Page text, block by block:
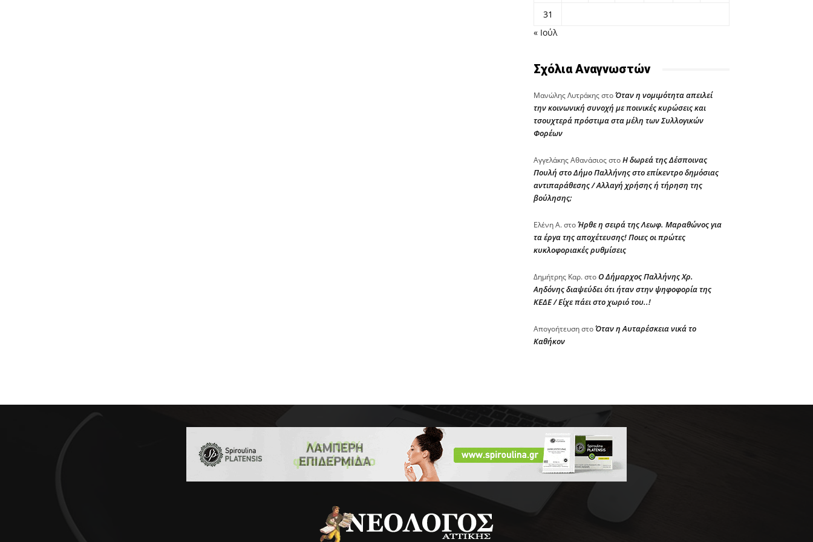
31
« Ιούλ
Σχόλια Αναγνωστών
Μανώλης ΛυτράκηςστοΌταν η νομιμότητα απειλεί
την κοινωνική συνοχή με ποινικές κυρώσεις και
τσουχτερά πρόστιμα στα μέλη των Συλλογικών
Φορέων
Αγγελάκης ΑθανάσιοςστοΗ δωρεά της Δέσποινας
Πουλή στο Δήμο Παλλήνης στο επίκεντρο δημόσιας
αντιπαράθεσης / Αλλαγή χρήσης ή τήρηση της
βούλησης;
Ελένη Α.στοΉρθε η σειρά της Λεωφ. Μαραθώνος για
τα έργα της αποχέτευσης! Ποιες οι πρώτες
κυκλοφοριακές ρυθμίσεις
Δημήτρης Καρ.στοΟ Δήμαρχος Παλλήνης Χρ.
Αηδόνης διαψεύδει ότι ήταν στην ψηφοφορία της
ΚΕΔΕ / Είχε πάει στο χωριό του..!
ΑπογοήτευσηστοΌταν η Αυταρέσκεια νικά το
Καθήκον